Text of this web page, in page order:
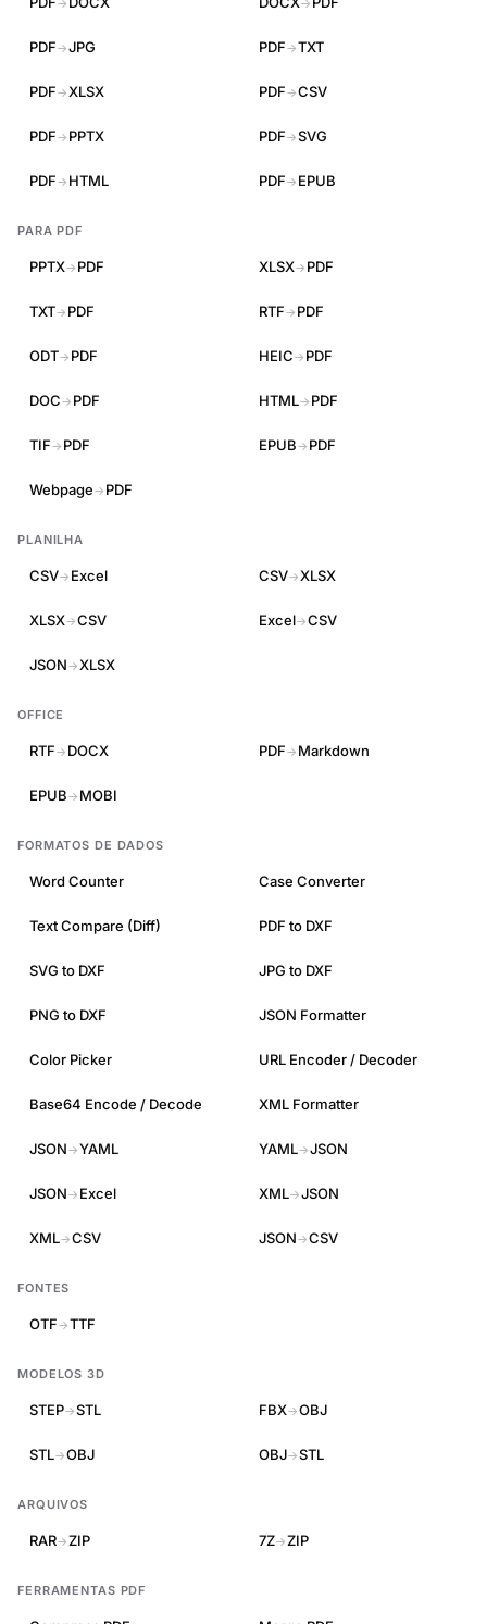
PDF→JPG PDF→TXT
PDF→XLSX PDF→CSV
PDF→ PPTX PDF→SVG
PDF→ HTML PDF→ EPUB
PARA PDF
PPTX→ PDF XLSX→ PDF
TXT→ PDF RTF→ PDF
ODT→ PDF HEIC→ PDF
DOC→ PDF HTML→ PDF
TIF→ PDF EPUB→ PDF
Webpage→ PDF
PLANILHA
CSV→ Excel CSV→XLSX
XLSX→CSV Excel→CSV
JSON→XLSX
OFFICE
RTF→ DOCX PDF→ Markdown
EPUB→ MOBI
FORMATOS DE DADOS
Word Counter Case Converter
Text Compare (Diff) PDF to DXF
SVG to DXF JPG to DXF
PNG to DXF JSON Formatter
Color Picker URL Encoder / Decoder
Base64 Encode / Decode XML Formatter
JSON→YAML YAML→JSON
JSON→ Excel XML→JSON
XML→CSV JSON→CSV
FONTES
OTF→TTF
MODELOS 3D
STEP→STL FBX→OBJ
STL→OBJ OBJ→STL
ARQUIVOS
RAR→ZIP 7Z→ZIP
FERRAMENTAS PDF